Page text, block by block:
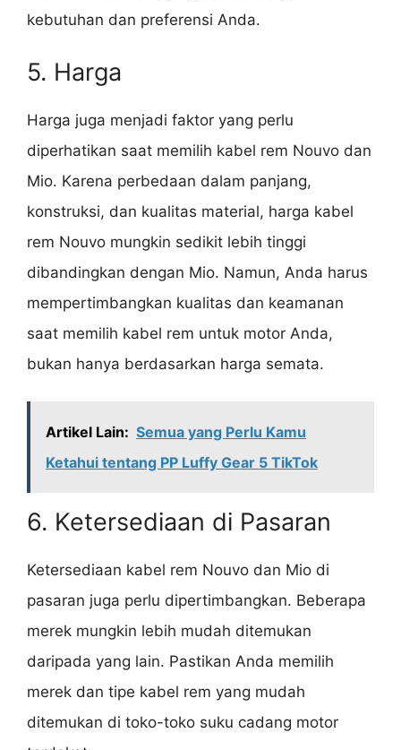
kebutuhan dan preferensi Anda.
5. Harga
Harga juga menjadi faktor yang perlu
diperhatikan saat memilih kabel rem Nouvo dan
Mio. Karena perbedaan dalam panjang,
konstruksi, dan kualitas material, harga kabel
rem Nouvo mungkin sedikit lebih tinggi
dibandingkan dengan Mio. Namun, Anda harus
mempertimbangkan kualitas dan keamanan
saat memilih kabel rem untuk motor Anda,
bukan hanya berdasarkan harga semata.
Artikel Lain: Semua yang Perlu Kamu
Ketahui tentang PP Luffy Gear 5 TikTok
6. Ketersediaan di Pasaran
Ketersediaan kabel rem Nouvo dan Mio di
pasaran juga perlu dipertimbangkan. Beberapa
merek mungkin lebih mudah ditemukan
daripada yang lain. Pastikan Anda memilih
merek dan tipe kabel rem yang mudah
ditemukan di toko-toko suku cadang motor